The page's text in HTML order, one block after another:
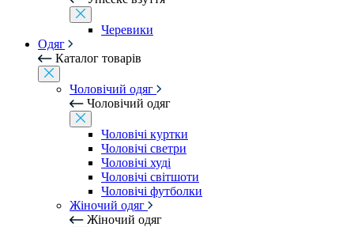
Черевики
Одяг
Каталог товарів
Чоловічий одяг
Чоловічий одяг
Чоловічі куртки
Чоловічі светри
Чоловічі худі
Чоловічі світшоти
Чоловічі футболки
Жіночий одяг
Жіночий одяг